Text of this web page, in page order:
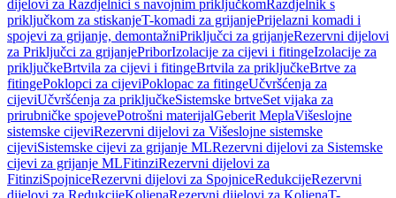
dijelovi za Razdjelnici s navojnim priključkomRazdjelnik s
priključkom za stiskanjeT-komadi za grijanjePrijelazni komadi i
spojevi za grijanje, demontažniPriključci za grijanjeRezervni dijelovi
za Priključci za grijanjePriborIzolacije za cijevi i fitingeIzolacije za
priključkeBrtvila za cijevi i fitingeBrtvila za priključkeBrtve za
fitingePoklopci za cijeviPoklopac za fitingeUčvršćenja za
cijeviUčvršćenja za priključkeSistemske brtveSet vijaka za
prirubničke spojevePotrošni materijalGeberit MeplaVišeslojne
sistemske cijeviRezervni dijelovi za Višeslojne sistemske
cijeviSistemske cijevi za grijanje MLRezervni dijelovi za Sistemske
cijevi za grijanje MLFitinziRezervni dijelovi za
FitinziSpojniceRezervni dijelovi za SpojniceRedukcijeRezervni
dijelovi za RedukcijeKoljenaRezervni dijelovi za KoljenaT-